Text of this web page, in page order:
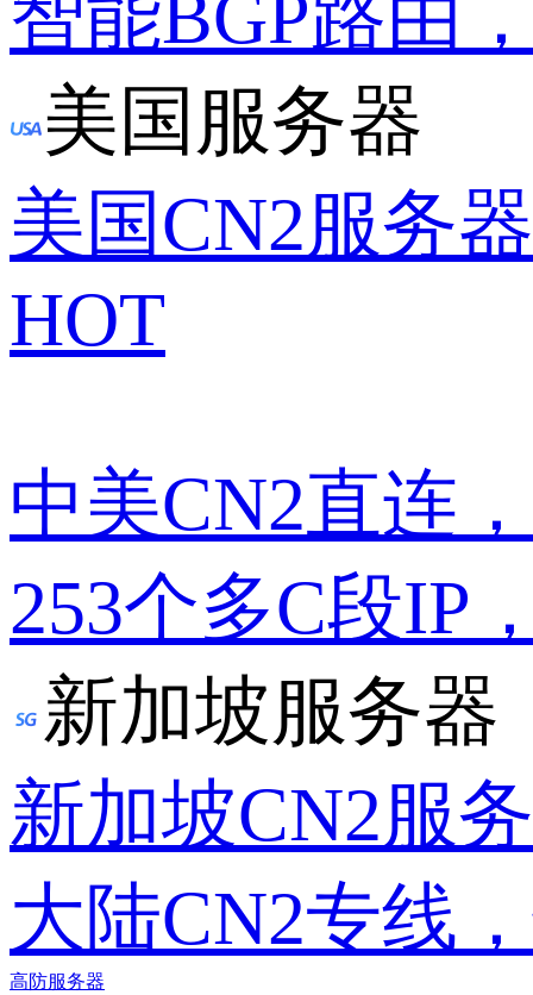
智能BGP路由
美国服务器
美国CN2服务器
HOT
中美CN2直连
253个多C段IP
新加坡服务器
新加坡CN2服
大陆CN2专线
高防服务器